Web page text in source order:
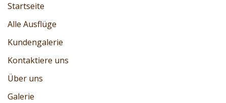
Startseite
Alle Ausflüge
Kundengalerie
Kontaktiere uns
Über uns
Galerie